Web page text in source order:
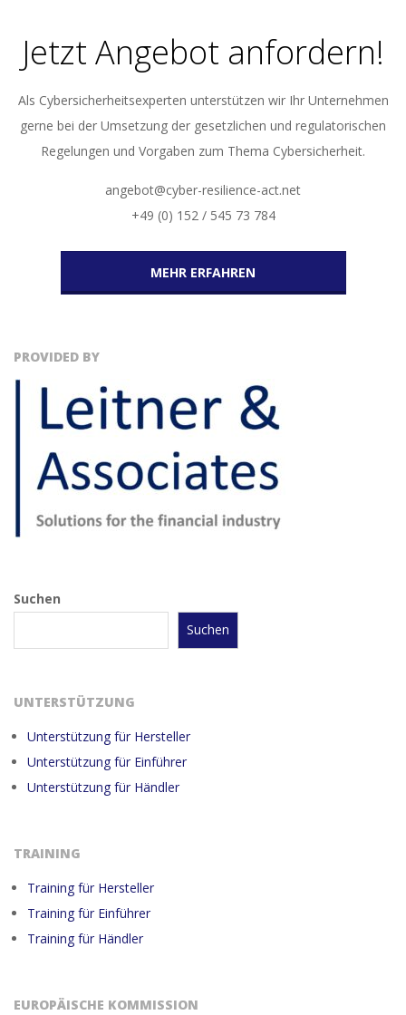
Jetzt Angebot anfordern!
Als Cybersicherheitsexperten unterstützen wir Ihr Unternehmen
gerne bei der Umsetzung der gesetzlichen und regulatorischen
Regelungen und Vorgaben zum Thema Cybersicherheit.
angebot@cyber-resilience-act.net
+49 (0) 152 / 545 73 784
MEHR ERFAHREN
PROVIDED BY
Suchen
Suchen
UNTERSTÜTZUNG
Unterstützung für Hersteller
Unterstützung für Einführer
Unterstützung für Händler
TRAINING
Training für Hersteller
Training für Einführer
Training für Händler
EUROPÄISCHE KOMMISSION